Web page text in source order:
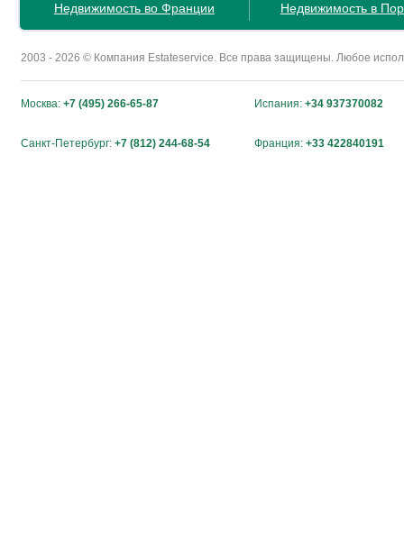
Недвижимость во Франции
Недвижимость в
2003 - 2026 © Компания Estateservice. Все права защищены. Любое
Москва: +7 (495) 266-65-87 Испания: +34 937370082
Санкт-Петербург: +7 (812) 244-68-54 Франция: +33 422840191